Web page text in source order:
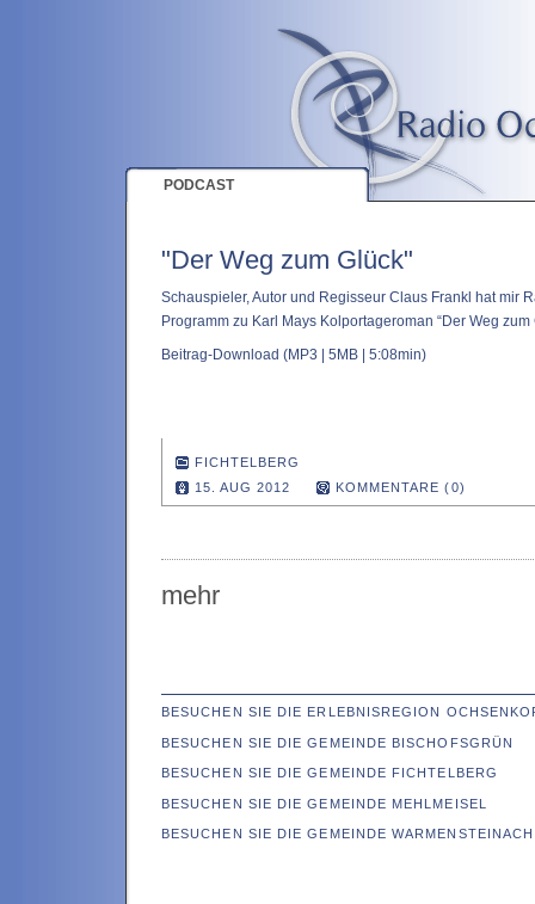
PODCAST
"Der Weg zum Glück"
Schauspieler, Autor und Regisseur Claus Frankl hat mir
Programm zu Karl Mays Kolportageroman “Der Weg zum
Beitrag-Download (MP3 | 5MB | 5:08min)
FICHTELBERG
15. AUG 2012
KOMMENTARE (0)
mehr
BESUCHEN SIE DIE ERLEBNISREGION
BESUCHEN SIE DIE GEMEINDE BISCHOFSGRÜN
BESUCHEN SIE DIE GEMEINDE FICHTELBERG
BESUCHEN SIE DIE GEMEINDE MEHLMEISEL
BESUCHEN SIE DIE GEMEINDE WARMENSTEINACH